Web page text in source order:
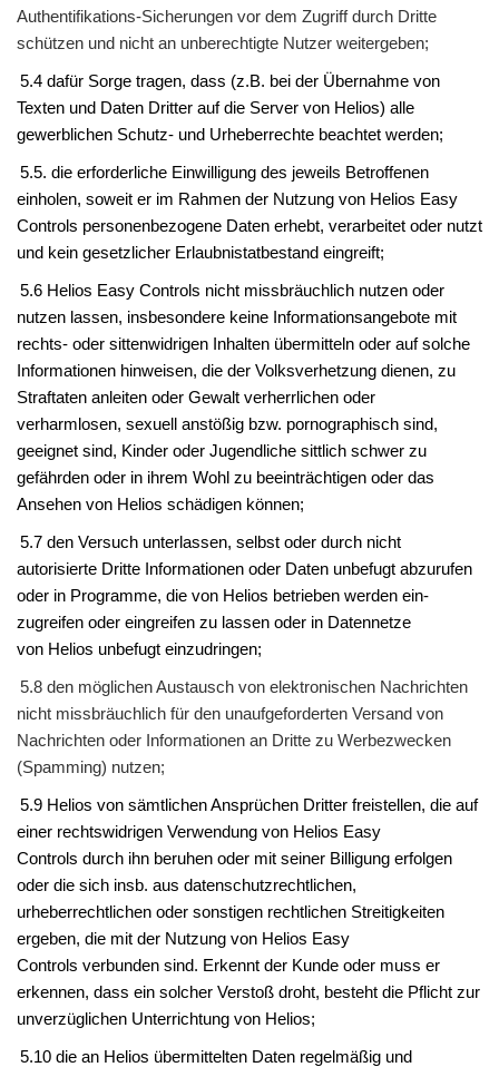
Authentifikations-Sicherungen vor dem Zugriff durch Dritte
schützen und nicht an unberechtigte Nutzer weitergeben;
5.4 dafür Sorge tragen, dass (z.B. bei der Übernahme von
Texten und Daten Dritter auf die Server von Helios) alle
gewerblichen Schutz- und Urheberrechte beachtet werden;
5.5. die erforderliche Einwilligung des jeweils Betroffenen
einholen, soweit er im Rahmen der Nutzung von Helios Easy
Controls personenbezogene Daten erhebt, verarbeitet oder nutzt
und kein gesetzlicher Erlaubnistatbestand eingreift;
5.6 Helios Easy Controls nicht missbräuchlich nutzen oder
nutzen lassen, insbesondere keine Informationsangebote mit
rechts- oder sittenwidrigen Inhalten übermitteln oder auf solche
Informationen hinweisen, die der Volksverhetzung dienen, zu
Straftaten anleiten oder Gewalt verherrlichen oder
verharmlosen, sexuell anstößig bzw. pornographisch sind,
geeignet sind, Kinder oder Jugendliche sittlich schwer zu
gefährden oder in ihrem Wohl zu beeinträchtigen oder das
Ansehen von Helios schädigen können;
5.7 den Versuch unterlassen, selbst oder durch nicht
autorisierte Dritte Informationen oder Daten unbefugt abzurufen
oder in Programme, die von Helios betrieben werden ein­
zugreifen oder eingreifen zu lassen oder in Datennetze
von Helios unbefugt einzudringen;
5.8 den möglichen Austausch von elektronischen Nachrichten
nicht missbräuchlich für den unaufgeforderten Versand von
Nachrichten oder Informationen an Dritte zu Werbezwecken
(Spamming) nutzen;
5.9 Helios von sämtlichen Ansprüchen Dritter freistellen, die auf
einer rechtswidrigen Verwendung von Helios Easy
Controls durch ihn beruhen oder mit seiner Billigung erfolgen
oder die sich insb. aus datenschutzrechtlichen,
urheberrechtlichen oder sonstigen rechtlichen Streitigkeiten
ergeben, die mit der Nutzung von Helios Easy
Controls verbunden sind. Erkennt der Kunde oder muss er
erkennen, dass ein solcher Verstoß droht, besteht die Pflicht zur
unverzüglichen Unterrichtung von Helios;
5.10 die an Helios übermittelten Daten regelmäßig und